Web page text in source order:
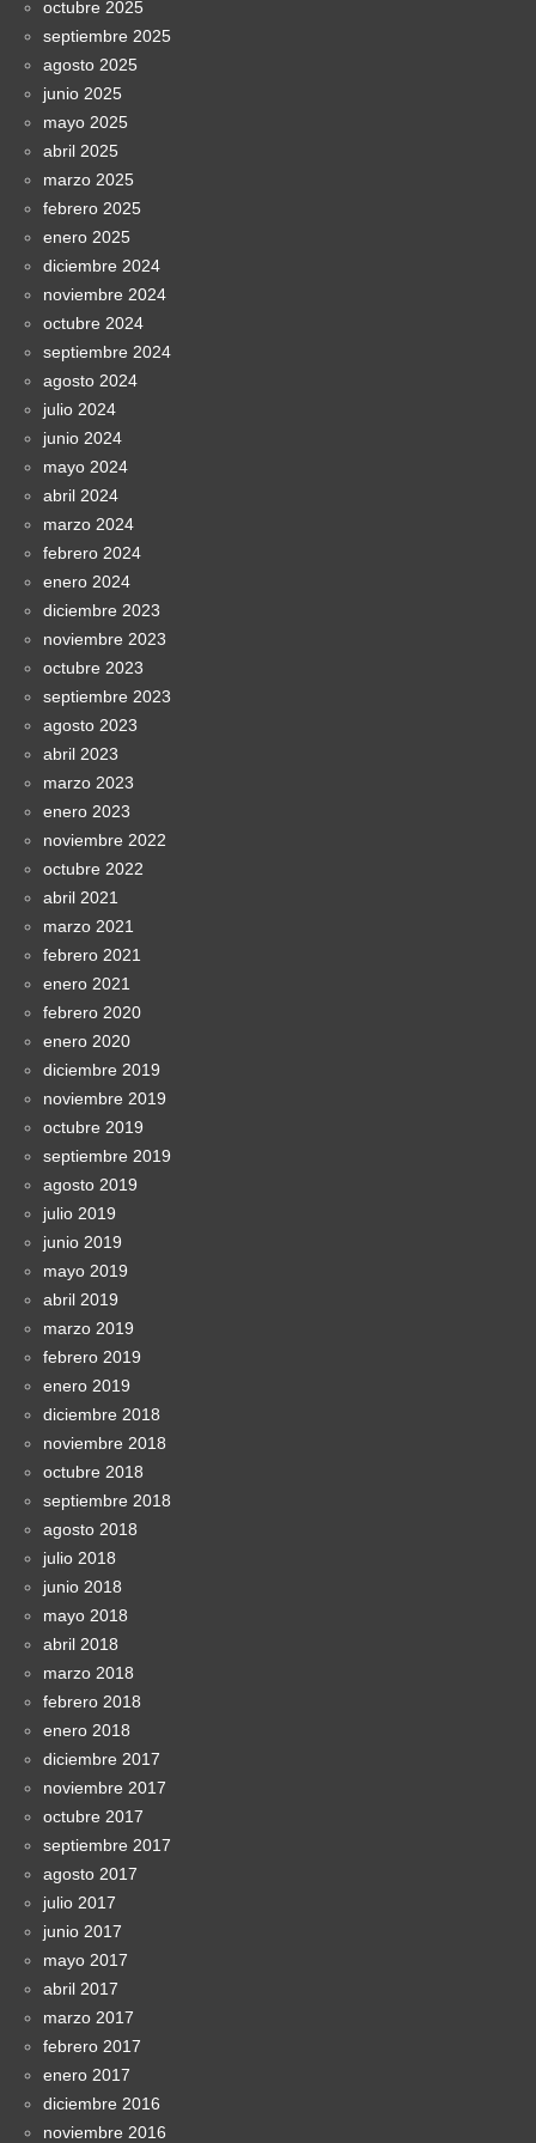
octubre 2025
septiembre 2025
agosto 2025
junio 2025
mayo 2025
abril 2025
marzo 2025
febrero 2025
enero 2025
diciembre 2024
noviembre 2024
octubre 2024
septiembre 2024
agosto 2024
julio 2024
junio 2024
mayo 2024
abril 2024
marzo 2024
febrero 2024
enero 2024
diciembre 2023
noviembre 2023
octubre 2023
septiembre 2023
agosto 2023
abril 2023
marzo 2023
enero 2023
noviembre 2022
octubre 2022
abril 2021
marzo 2021
febrero 2021
enero 2021
febrero 2020
enero 2020
diciembre 2019
noviembre 2019
octubre 2019
septiembre 2019
agosto 2019
julio 2019
junio 2019
mayo 2019
abril 2019
marzo 2019
febrero 2019
enero 2019
diciembre 2018
noviembre 2018
octubre 2018
septiembre 2018
agosto 2018
julio 2018
junio 2018
mayo 2018
abril 2018
marzo 2018
febrero 2018
enero 2018
diciembre 2017
noviembre 2017
octubre 2017
septiembre 2017
agosto 2017
julio 2017
junio 2017
mayo 2017
abril 2017
marzo 2017
febrero 2017
enero 2017
diciembre 2016
noviembre 2016